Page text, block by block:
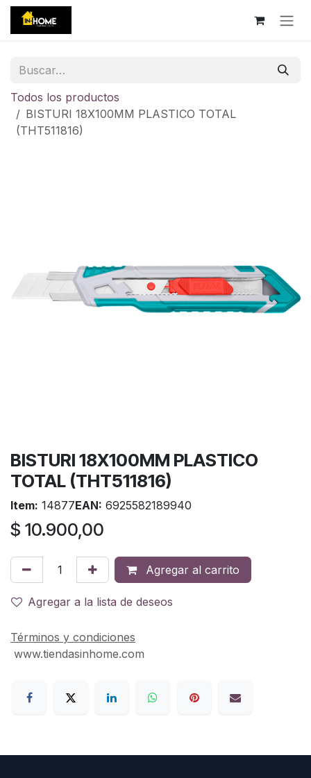
Ir al contenido
Todos los productos
BISTURI 18X100MM PLASTICO TOTAL
(THT511816)
BISTURI 18X100MM PLASTICO
TOTAL (THT511816)
Item: 14877EAN: 6925582189940
$ 10.900,00
Agregar al carrito
Agregar a la lista de deseos
Términos y condiciones
www.tiendasinhome.com